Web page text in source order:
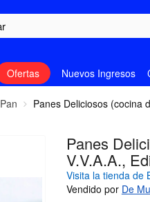
Ofertas Nuevos Ingresos
Pan Panes Deliciosos (cocina
Panes
V.V.A.A.,
Visita la tienda de
Vendido por De